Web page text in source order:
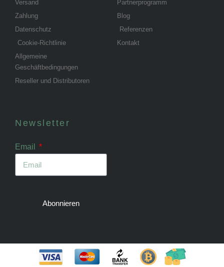
Versand
Zahlung
Datenschutz
Cookie-Richtlinie
Allgemeine
Geschäftbedingungen
Reseller und Distributoren
Partnerprogramm
Blog
Referenzen
Kontakt
Newsletter
Email
Abonnieren